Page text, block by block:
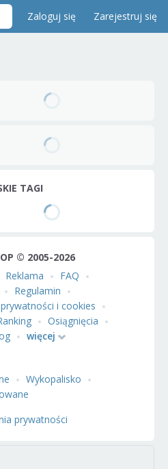
Zaloguj się Zarejestruj się
TAGI
© 2005-2026
Reklama
FAQ
Regulamin
i cookies
Osiągnięcia
więcej
Wykopalisko
prywatności